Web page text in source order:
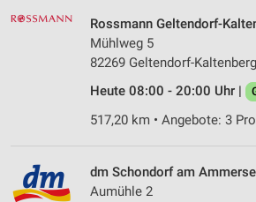
Rossmann Geltendorf-
Mühlweg 5
82269 Geltendorf-Kaltenberg
Heute 08:00 - 20:00 Uhr |
517,20 km • Angebote: 3
dm Schondorf am
Aumühle 2